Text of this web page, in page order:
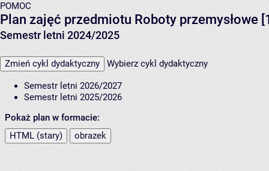
POMOC
Plan zajęć przedmiotu Roboty przemysłowe
Semestr letni 2024/2025
Zmień cykl dydaktyczny Wybierz cykl dydaktyczny
Semestr letni 2026/2027
Semestr letni 2025/2026
Pokaż plan w formacie:
HTML (stary)
obrazek